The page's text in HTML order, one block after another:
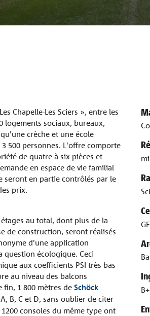
Chapelle-Les Sciers », entre les
logements sociaux, bureaux,
crèche et une école
500 personnes. L'offre comporte
de quatre à six pièces et
en espace de vie familial
seront en partie contrôlés par le
prix.
au total, dont plus de la
de construction, seront réalisés
d'une application
écologique. Ceci
aux coefficients PSI très bas
au niveau des balcons
fin, 1 800 mètres de Schöck
B, C et D, sans oublier de citer
consoles du même type ont